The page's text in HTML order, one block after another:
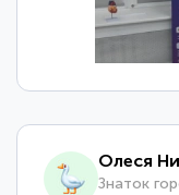
Олеся
Знаток